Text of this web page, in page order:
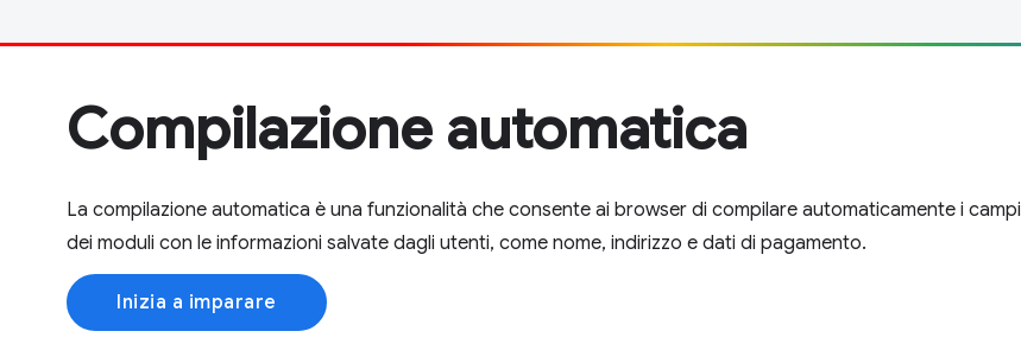
Compilazione automatica
La compilazione automatica è una funzionalità che consente ai browser di compilare automaticamente i campi
dei moduli con le informazioni salvate dagli utenti, come nome, indirizzo e dati di pagamento.
Inizia a imparare